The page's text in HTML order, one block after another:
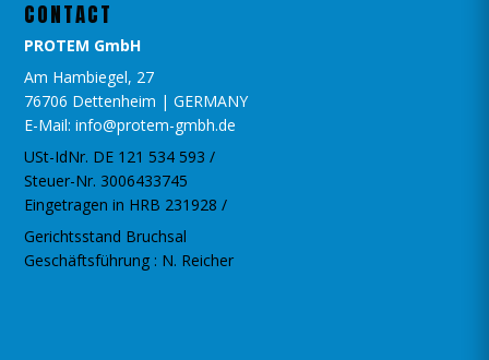
CONTACT
PROTEM GmbH
Am Hambiegel, 27
76706 Dettenheim | GERMANY
E-Mail: info@protem-gmbh.de
USt-IdNr. DE 121 534 593 /
Steuer-Nr. 3006433745
Eingetragen in HRB 231928 /
Gerichtsstand Bruchsal
Geschäftsführung : N. Reicher